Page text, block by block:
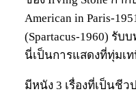
American in Paris-
(Spartacus-1960) รับ
นี่เป็นการแสดงที่ทุ่มเ
มีหนัง 3 เรื่องที่เป็นชีว